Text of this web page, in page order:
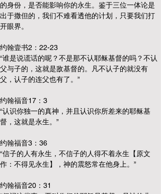
的身份，是否能影响你的永生。鉴于三位一体论是
出于撒但的，我们不难看透他的计划，只要我们打
开眼界。
约翰壹书2：22-23
“谁是说谎话的呢？不是那不认耶稣基督的吗？不认
父与子的，这就是敌基督的。凡不认子的就没有
父，认子的连父也有了。”
约翰福音17：3
“认识你独一的真神，并且认识你所差来的耶稣基
督，这就是永生。”
约翰福音3：36
“信子的人有永生，不信子的人得不着永生【原文
作：不得见永生】，神的震怒常在他身上。”
约翰福音20：31